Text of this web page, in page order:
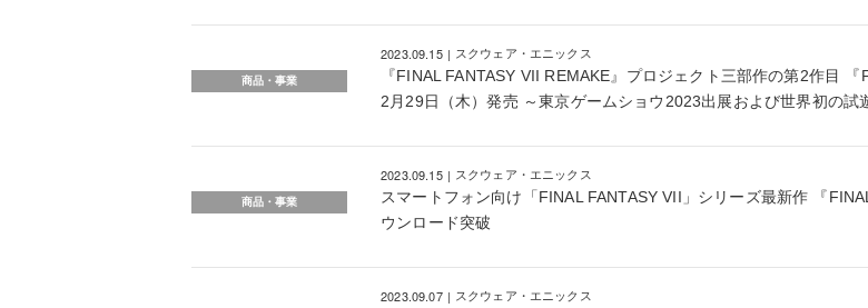
商品・事業
2023.09.15 スクウェア・エニックス
『FINAL FANTASY VII REMAKE』プロジェクト三部作の第2作目
2月29日（木）発売 ～東京ゲームショウ2023出展および世界初の試
商品・事業
2023.09.15 スクウェア・エニックス
スマートフォン向け「FINAL FANTASY VII」シリーズ最新作 『
ウンロード突破
2023.09.07 スクウェア・エニックス